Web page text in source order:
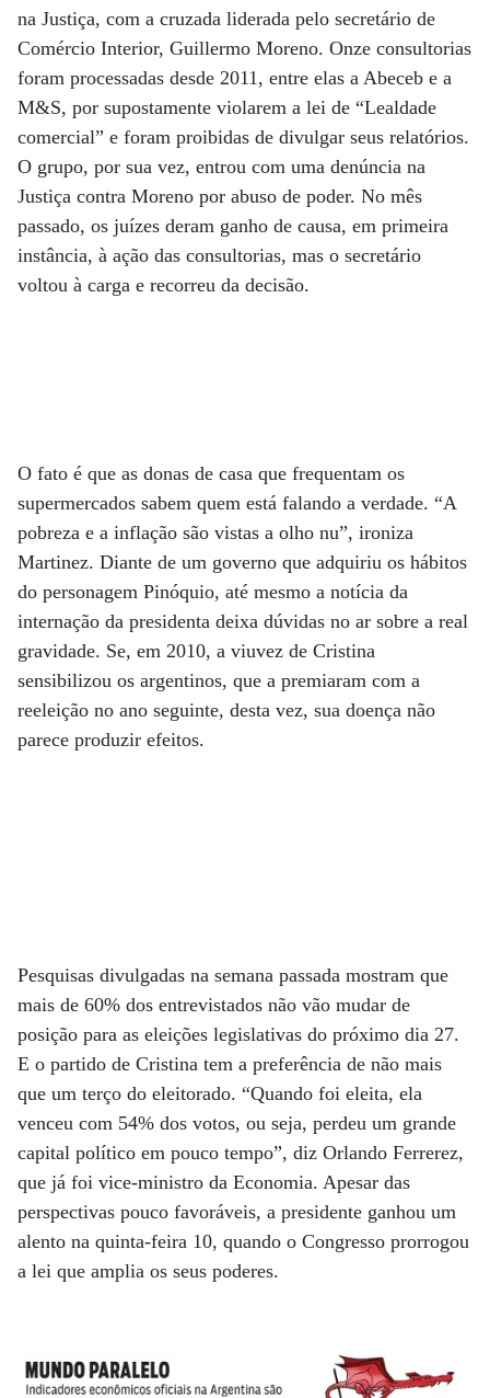
na Justiça, com a cruzada liderada pelo secretário de
Comércio Interior, Guillermo Moreno. Onze consultorias
foram processadas desde 2011, entre elas a Abeceb e a
M&S, por supostamente violarem a lei de “Lealdade
comercial” e foram proibidas de divulgar seus relatórios.
O grupo, por sua vez, entrou com uma denúncia na
Justiça contra Moreno por abuso de poder. No mês
passado, os juízes deram ganho de causa, em primeira
instância, à ação das consultorias, mas o secretário
voltou à carga e recorreu da decisão.
O fato é que as donas de casa que frequentam os
supermercados sabem quem está falando a verdade. “A
pobreza e a inflação são vistas a olho nu”, ironiza
Martinez. Diante de um governo que adquiriu os hábitos
do personagem Pinóquio, até mesmo a notícia da
internação da presidenta deixa dúvidas no ar sobre a real
gravidade. Se, em 2010, a viuvez de Cristina
sensibilizou os argentinos, que a premiaram com a
reeleição no ano seguinte, desta vez, sua doença não
parece produzir efeitos.
Pesquisas divulgadas na semana passada mostram que
mais de 60% dos entrevistados não vão mudar de
posição para as eleições legislativas do próximo dia 27.
E o partido de Cristina tem a preferência de não mais
que um terço do eleitorado. “Quando foi eleita, ela
venceu com 54% dos votos, ou seja, perdeu um grande
capital político em pouco tempo”, diz Orlando Ferrerez,
que já foi vice-ministro da Economia. Apesar das
perspectivas pouco favoráveis, a presidente ganhou um
alento na quinta-feira 10, quando o Congresso prorrogou
a lei que amplia os seus poderes.